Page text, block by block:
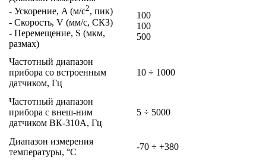
- Ускорение, A (м/с2, пик)
- Скорость, V (мм/с, СКЗ)
- Перемещение, S (мкм,
размах)
100
100
500
Частотный диапазон
прибора со встроенным
датчиком, Гц
10 ÷ 1000
Частотный диапазон
прибора с внеш-ним
датчиком ВК-310А, Гц
5 ÷ 5000
Диапазон измерения
температуры, °С
-70 ÷ +380